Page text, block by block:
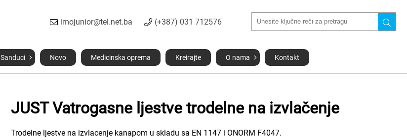
imojunior@tel.net.ba (+387) 031 712576
Sanduci Novo Medicinska oprema Kreirajte O nama Kontakt
JUST Vatrogasne ljestve trodelne na izvlačenje
Trodelne ljestve na izvlacenje kanapom u skladu sa EN 1147 i ONORM F4047.